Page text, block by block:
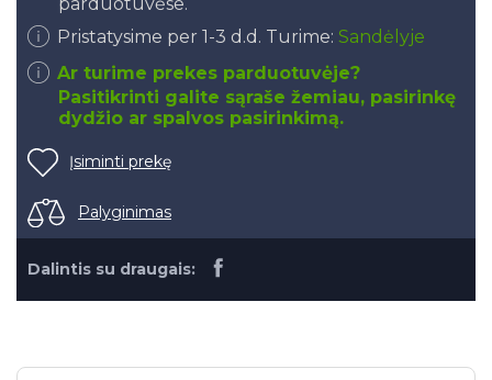
parduotuvėse.
Pristatysime per 1-3 d.d. Turime: Sandėlyje
Ar turime prekes parduotuvėje?
Pasitikrinti galite sąraše žemiau, pasirinkę
dydžio ar spalvos pasirinkimą.
Įsiminti prekę
Palyginimas
Dalintis su draugais: